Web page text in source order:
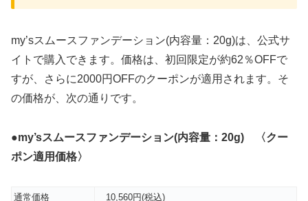
my’sスムースファンデーション(内容量：20g)は、公式サ
イトで購入できます。価格は、初回限定が約62％OFFで
すが、さらに2000円OFFのクーポンが適用されます。そ
の価格が、次の通りです。
●my’sスムースファンデーション(内容量：20g) 〈クー
ポン適用価格〉
通常価格 10,560円(税込)